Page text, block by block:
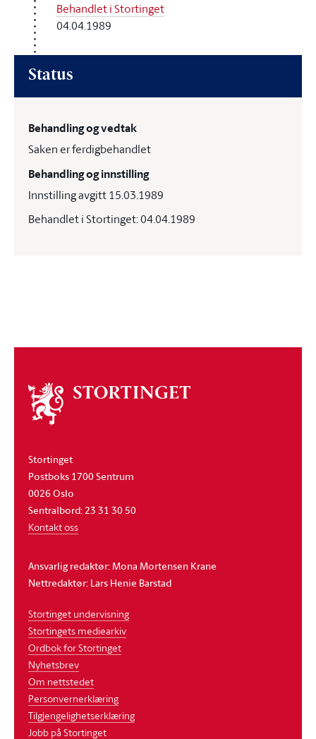
Behandlet i Stortinget
04.04.1989
Status
Behandling og vedtak
Saken er ferdigbehandlet
Behandling og innstilling
Innstilling avgitt 15.03.1989
Behandlet i Stortinget: 04.04.1989
Om
stortinget
Stortinget
Postboks 1700 Sentrum
0026 Oslo
Sentralbord: 23 31 30 50
Kontakt oss
Ansvarlig redaktør: Mona Mortensen Krane
Nettredaktør: Lars Henie Barstad
Stortinget undervisning
Stortingets mediearkiv
Ordbok for Stortinget
Nyhetsbrev
Om nettstedet
Personvernerklæring
Tilgjengelighetserklæring
Jobb på Stortinget